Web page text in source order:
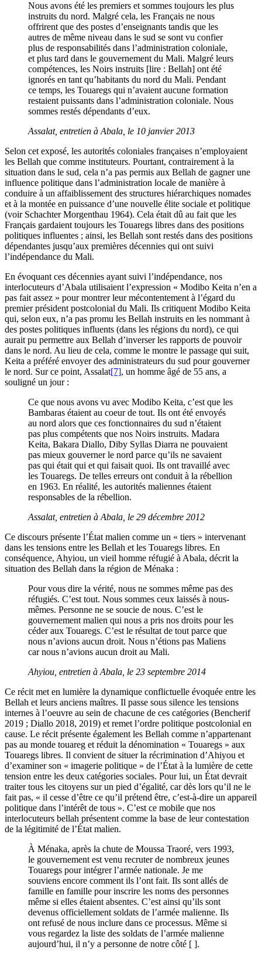
Nous avons été les premiers et sommes toujours les plus
instruits du nord. Malgré cela, les Français ne nous
offrirent que des postes d’enseignants tandis que les
autres de même niveau dans le sud se sont vu confier
plus de responsabilités dans l’administration coloniale,
et plus tard dans le gouvernement du Mali. Malgré leurs
compétences, les Noirs instruits [lire : Bellah] ont été
ignorés en tant qu’habitants du nord du Mali. Pendant
ce temps, les Touaregs qui n’avaient aucune formation
restaient puissants dans l’administration coloniale. Nous
sommes restés dépendants d’eux.
Assalat, entretien à Abala, le 10 janvier 2013
Selon cet exposé, les autorités coloniales françaises n’employaient
les Bellah que comme instituteurs. Pourtant, contrairement à la
situation dans le sud, cela n’a pas permis aux Bellah de gagner une
influence politique dans l’administration locale de manière à
conduire à un affaiblissement des structures hiérarchiques nomades
et à la montée en puissance d’une nouvelle élite sociale et politique
(voir Schachter Morgenthau 1964). Cela était dû au fait que les
Français gardaient toujours les Touaregs libres dans des positions
politiques influentes ; ainsi, les Bellah sont restés dans des positions
dépendantes jusqu’aux premières décennies qui ont suivi
l’indépendance du Mali.
En évoquant ces décennies ayant suivi l’indépendance, nos
interlocuteurs d’Abala utilisaient l’expression « Modibo Keita n’en a
pas fait assez » pour montrer leur mécontentement à l’égard du
premier président postcolonial du Mali. Ils critiquent Modibo Keita
qui, selon eux, n’a pas promu les Bellah instruits en les nommant à
des postes politiques influents (dans les régions du nord), ce qui
aurait pu permettre aux Bellah d’inverser les rapports de pouvoir
dans le nord. Au lieu de cela, comme le montre le passage qui suit,
Keita a préféré envoyer des administrateurs du sud pour gouverner
le nord. Sur ce point, Assalat[7], un homme âgé de 55 ans, a
souligné un jour :
Ce que nous avons vu avec Modibo Keita, c’est que les
Bambaras étaient au coeur de tout. Ils ont été envoyés
au nord alors que ces fonctionnaires du sud n’étaient
pas plus compétents que nos Noirs instruits. Madara
Keita, Bakara Diallo, Diby Syllas Diarra ne pouvaient
pas mieux gouverner le nord parce qu’ils ne savaient
pas qui était qui et qui faisait quoi. Ils ont travaillé avec
les Touaregs. De telles erreurs ont conduit à la rébellion
en 1963. En réalité, les autorités maliennes étaient
responsables de la rébellion.
Assalat, entretien à Abala, le 29 décembre 2012
Ce discours présente l’État malien comme un « tiers » intervenant
dans les tensions entre les Bellah et les Touaregs libres. En
conséquence, Ahyiou, un vieil homme réfugié à Abala, décrit la
situation des Bellah dans la région de Ménaka :
Pour vous dire la vérité, nous ne sommes même pas des
réfugiés. C’est tout. Nous sommes ceux laissés à nous-
mêmes. Personne ne se soucie de nous. C’est le
gouvernement malien qui nous a pris nos droits pour les
céder aux Touaregs. C’est le résultat de tout parce que
nous n’avions aucun droit. Nous n’étions pas Maliens
car nous n’avions aucun droit au Mali.
Ahyiou, entretien à Abala, le 23 septembre 2014
Ce récit met en lumière la dynamique conflictuelle évoquée entre les
Bellah et leurs anciens maîtres. Il passe sous silence les tensions
internes à l’oeuvre au sein de chacune de ces catégories (Bencherif
2019 ; Diallo 2018, 2019) et remet l’ordre politique postcolonial en
cause. Le récit présente également les Bellah comme n’appartenant
pas au monde touareg et réduit la dénomination « Touaregs » aux
Touaregs libres. Il convient de situer la récrimination d’Ahiyou et
d’examiner son « imagerie politique » de l’État à la lumière de cette
tension entre les deux catégories sociales. Pour lui, un État devrait
traiter tous les citoyens sur un pied d’égalité, car dès lors qu’il ne le
fait pas, « il cesse d’être ce qu’il prétend être, c’est-à-dire un appareil
politique dans l’intérêt de tous ». C’est ce mobile que nos
interlocuteurs bellah présentent comme la base de leur contestation
de la légitimité de l’État malien.
À Ménaka, après la chute de Moussa Traoré, vers 1993,
le gouvernement est venu recruter de nombreux jeunes
Touaregs pour intégrer l’armée nationale. Je me
souviens encore comment ils l’ont fait. Ils sont allés de
famille en famille pour inscrire les noms des personnes
même si elles étaient absentes. C’est ainsi qu’ils sont
devenus officiellement soldats de l’armée malienne. Ils
ont refusé de nous inclure dans ce processus. Même si
vous regardez la liste des soldats de l’armée malienne
aujourd’hui, il n’y a personne de notre côté [ ].